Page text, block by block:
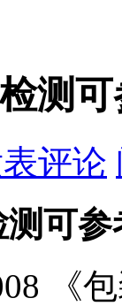
测
评论
可
《